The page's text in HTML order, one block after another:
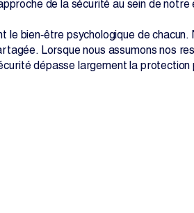
de la sécurité au sein de notre
le bien‑être psychologique de
Lorsque nous assumons nos
dépasse largement la protection